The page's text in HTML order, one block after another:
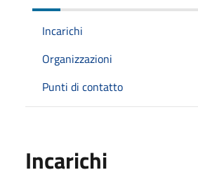
Incarichi
Organizzazioni
Punti di contatto
Incarichi